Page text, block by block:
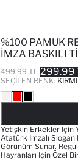
%100 PAMUK
İMZA BASKILI
499.99 TL 299.99
SEÇILEN RENK:
Yetişkin Erkekler Için
Atatürk Imzalı Slogan
Görünüm Sunar.
Hayranları Için Özel